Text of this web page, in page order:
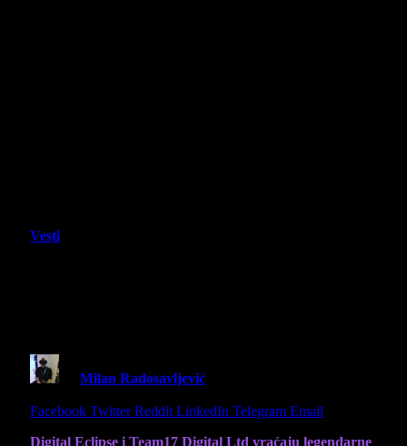
Vesti
Milan Radosavljević
Facebook Twitter Reddit LinkedIn Telegram Email
Digital Eclipse i Team17 Digital Ltd vraćaju legendarne